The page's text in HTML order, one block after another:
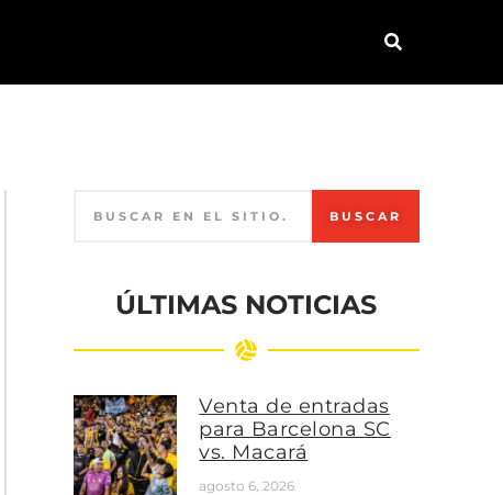
BUSCAR
ÚLTIMAS NOTICIAS
Venta de entradas
para Barcelona SC
vs. Macará
agosto 6, 2026